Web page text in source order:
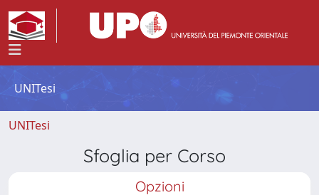
UNITesi
UNITesi
Sfoglia per Corso
Opzioni